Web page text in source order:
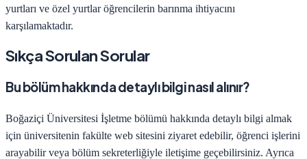
yurtları ve özel yurtlar öğrencilerin barınma ihtiyacını
karşılamaktadır.
Sıkça Sorulan Sorular
Bu bölüm hakkında detaylı bilgi nasıl alınır?
Boğaziçi Üniversitesi İşletme bölümü hakkında detaylı bilgi almak
için üniversitenin fakülte web sitesini ziyaret edebilir, öğrenci işlerini
arayabilir veya bölüm sekreterliğiyle iletişime geçebilirsiniz. Ayrıca